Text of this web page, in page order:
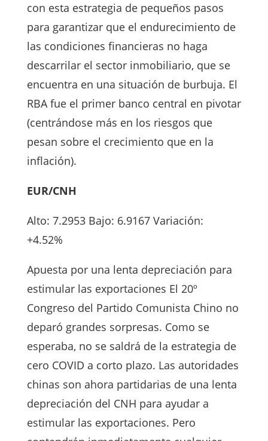
con esta estrategia de pequeños pasos
para garantizar que el endurecimiento de
las condiciones financieras no haga
descarrilar el sector inmobiliario, que se
encuentra en una situación de burbuja. El
RBA fue el primer banco central en pivotar
(centrándose más en los riesgos que
pesan sobre el crecimiento que en la
inflación).
EUR/CNH
Alto: 7.2953 Bajo: 6.9167 Variación:
+4.52%
Apuesta por una lenta depreciación para
estimular las exportaciones El 20º
Congreso del Partido Comunista Chino no
deparó grandes sorpresas. Como se
esperaba, no se saldrá de la estrategia de
cero COVID a corto plazo. Las autoridades
chinas son ahora partidarias de una lenta
depreciación del CNH para ayudar a
estimular las exportaciones. Pero